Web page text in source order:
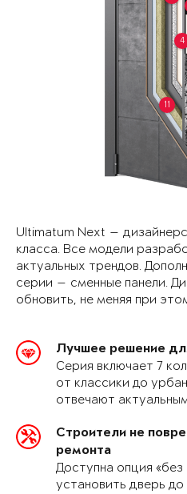
4
11
Ultimatum Next —
класса. Все модели
актуальных трендов.
серии — сменные панели.
обновить, не меняя при
Лучшее решение
Серия включает 7
от классики до
отвечают
Строители не
ремонта
Доступна опция
установить дверь